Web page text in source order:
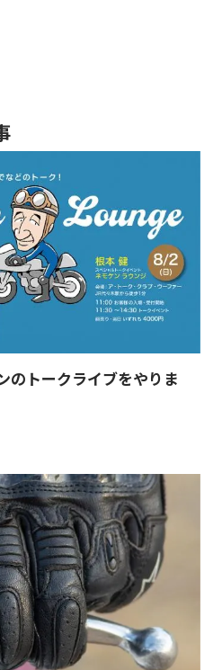
のトークライブをやりま